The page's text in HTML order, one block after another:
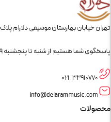
تهران خیابان بهارستان موسیقی دلارام پلاک 66
پاسخگوی شما هستیم از شنبه تا پنجشنبه 9-19
021-33910770
info@delarammusic.com
محصولات